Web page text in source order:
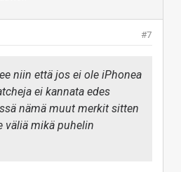
:thumbsup:
#7
niin että jos ei ole iPhonea
ei kannata edes
nämä muut merkit sitten
väliä mikä puhelin